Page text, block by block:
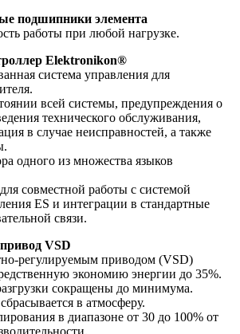
подшипники элемента
работы при любой нагрузке.
Elektronikon®
система управления для
всей системы, предупреждения о
технического обслуживания,
в случае неисправностей, а также
одного из множества языков
совместной работы с системой
ES и интеграции в стандартные
связи.
VSD
регулируемым приводом (VSD)
экономию энергии до 35%.
сокращены до минимума.
в атмосферу.
в диапазоне от 30 до 100% от